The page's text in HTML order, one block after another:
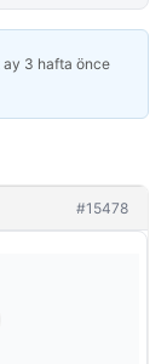
ay 3 hafta önce
#15478